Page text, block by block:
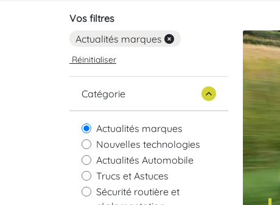
Vos filtres
Actualités marques
Réinitialiser
Catégorie
Actualités marques
Nouvelles technologies
Actualités Automobile
Trucs et Astuces
Sécurité routière et